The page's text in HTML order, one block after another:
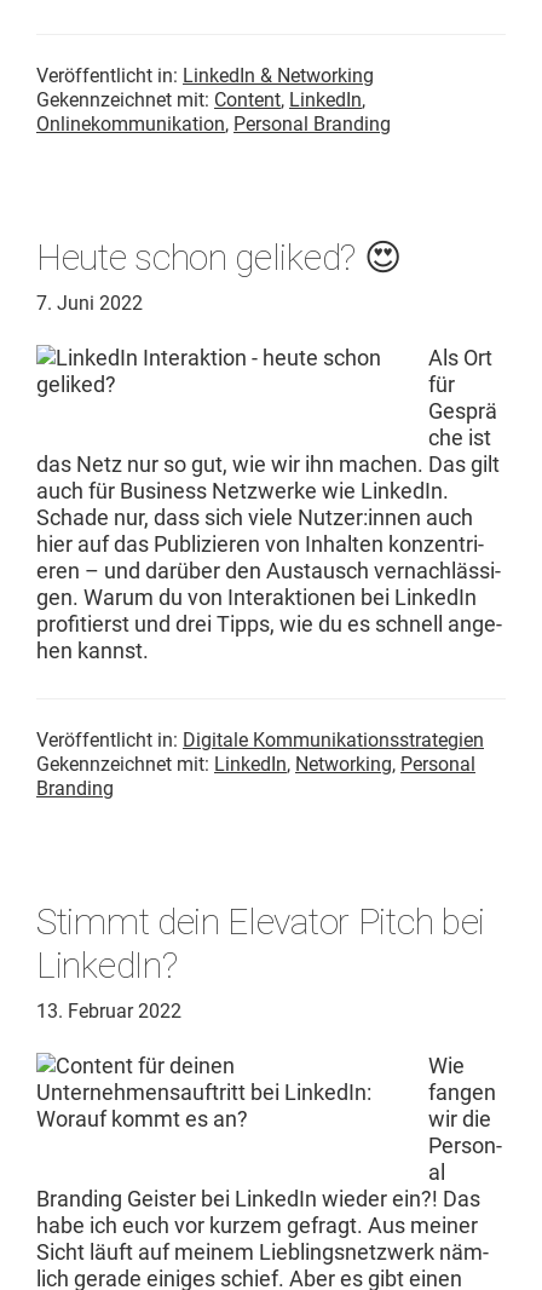
Veröffentlicht in: LinkedIn & Networking
Gekennzeichnet mit: Content, LinkedIn,
Onlinekommunikation, Personal Branding
Heute schon geliked? 😍
7. Juni 2022
Als Ort
für
Gesprä
che ist
das Netz nur so gut, wie wir ihn machen. Das gilt
auch für Busi­ness Net­zw­erke wie LinkedIn.
Schade nur, dass sich viele Nutzer:innen auch
hier auf das Pub­lizieren von Inhal­ten konzen­tri­
eren – und darüber den Aus­tausch ver­nach­läs­si­
gen. Warum du von Inter­ak­tio­nen bei LinkedIn
prof­i­tierst und drei Tipps, wie du es schnell ange­
hen kannst.
Veröffentlicht in: Digitale Kommunikationsstrategien
Gekennzeichnet mit: LinkedIn, Networking, Personal
Branding
Stimmt dein Elevator Pitch bei
LinkedIn?
13. Februar 2022
Wie
fan­gen
wir die
Per­son­
al
Brand­ing Geis­ter bei LinkedIn wieder ein?! Das
habe ich euch vor kurzem gefragt. Aus mein­er
Sicht läuft auf meinem Lieblingsnet­zw­erk näm­
lich ger­ade einiges schief. Aber es gibt einen